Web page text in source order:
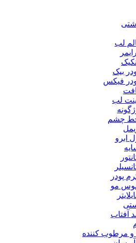
لب
بیک
فیکس
لب
چشم
ابرو
پودر
مو
آفتاب
و مرطوب کننده